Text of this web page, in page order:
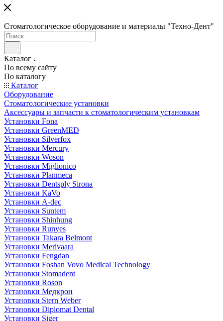
Стоматологическое оборудование и материалы "Техно-Дент"
Каталог
По всему сайту
По каталогу
Каталог
Оборудование
Стоматологические установки
Аксессуары и запчасти к стоматологическим установкам
Установки Fona
Установки GreenMED
Установки Silverfox
Установки Mercury
Установки Woson
Установки Miglionico
Установки Planmeca
Установки Dentsply Sirona
Установки KaVo
Установки A-dec
Установки Suntem
Установки Shinhung
Установки Runyes
Установки Takara Belmont
Установки Merivaara
Установки Fengdan
Установки Foshan Vovo Medical Technology
Установки Stomadent
Установки Roson
Установки Медкрон
Установки Stern Weber
Установки Diplomat Dental
Установки Siger